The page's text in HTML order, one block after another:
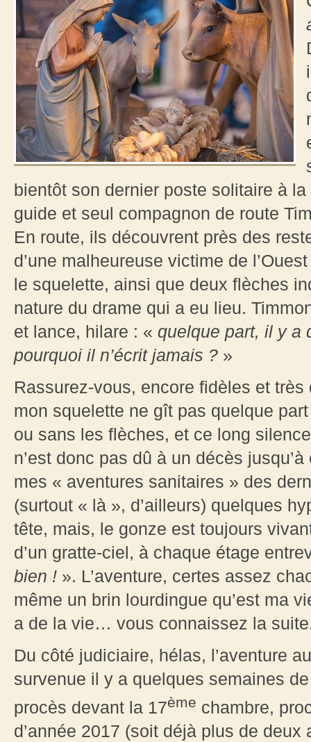
bientôt son dernier poste solitaire à
guide et seul compagnon de route
En route, ils découvrent près des
d’une malheureuse victime de
le squelette, ainsi que deux flèches
nature du drame qui a eu lieu.
et lance, hilare : « quelque part, il y a
pourquoi il n’écrit jamais ? »
Rassurez-vous, encore fidèles et
mon squelette ne gît pas quelque
ou sans les flèches, et ce long
n’est donc pas dû à un décès
mes « aventures sanitaires » des
(surtout « là », d’ailleurs) quelques
tête, mais, le gonze est toujours
d’un gratte-ciel, à chaque étage
bien ! ». L’aventure, certes assez
même un brin lourdingue qu’est ma
a de la vie… vous connaissez la
Du côté judiciaire, hélas, l’aventure
survenue il y a quelques semaines
procès devant la 17ème chambre,
d’année 2017 (soit déjà plus de